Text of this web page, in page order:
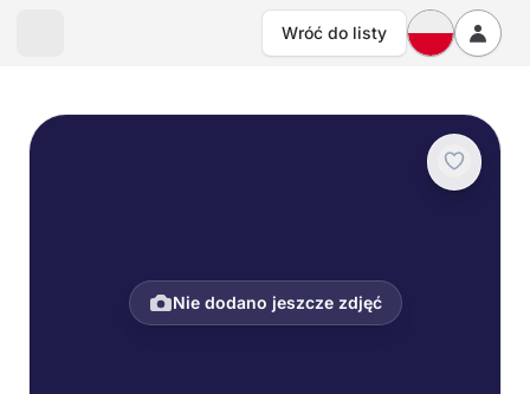
Wróć do listy
Nie dodano jeszcze zdjęć